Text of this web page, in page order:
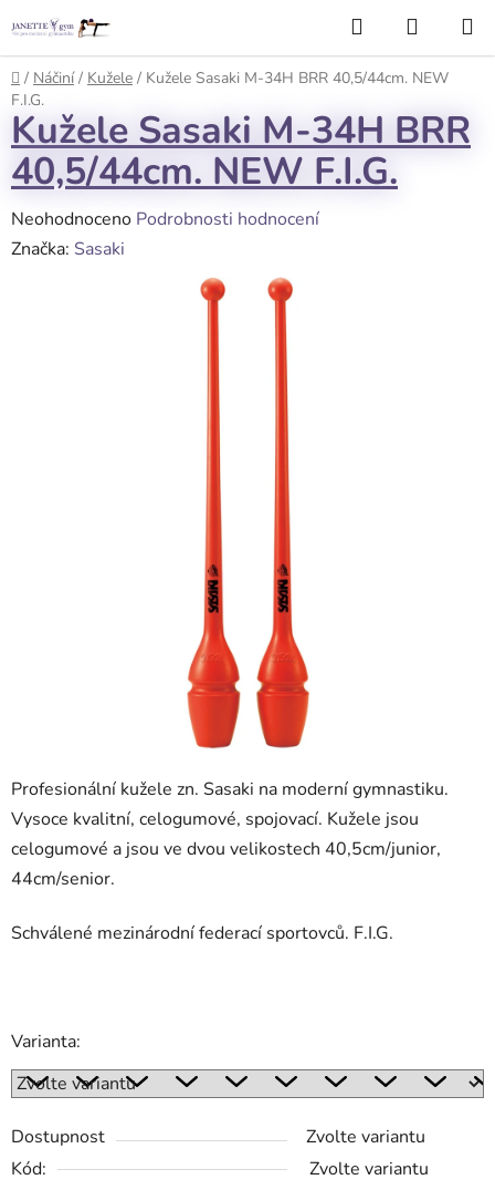
na
obsah
Hledat
KOŠÍK
Domů
/ Náčiní / Kužele / Kužele Sasaki M-34H BRR 40,5/44cm. NEW
F.I.G.
Profesionální kužele zn. Sasaki na moderní gymnastiku.
Vysoce kvalitní, celogumové, spojovací. Kužele jsou
celogumové a jsou ve dvou velikostech 40,5cm/junior,
44cm/senior.
Schválené mezinárodní federací sportovců. F.I.G.
Varianta:
Dostupnost
Zvolte variantu
Kód:
Zvolte variantu
Kužele Sasaki M-34H BRR
40,5/44cm. NEW F.I.G.
Průměrné
hodnocení
Neohodnoceno Podrobnosti hodnocení
Značka: Sasaki